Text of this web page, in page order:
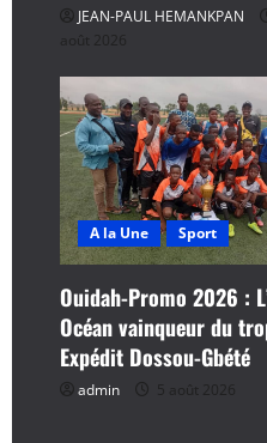
JEAN-PAUL HEMANKPAN
août 2026
A la Une Sport
Ouidah-Promo 2026 :
Océan vainqueur du
Expédit Dossou-Gbété
admin 5 août 2026